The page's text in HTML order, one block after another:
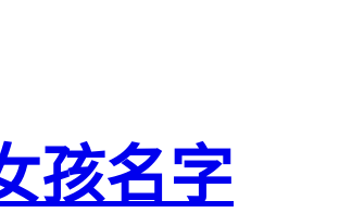
孩名字